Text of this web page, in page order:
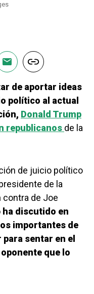
de aportar ideas
político al actual
Donald Trump
republicanos de la
de juicio político
de la
contra de Joe
ha discutido en
importantes de
sentar en el
que lo